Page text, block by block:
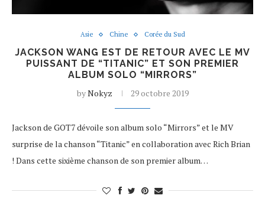
Asie Chine Corée du Sud
JACKSON WANG EST DE RETOUR AVEC LE MV
PUISSANT DE “TITANIC” ET SON PREMIER
ALBUM SOLO “MIRRORS”
byNokyz 29 octobre 2019
Jackson de GOT7 dévoile son album solo “Mirrors” et le MV
surprise de la chanson “Titanic” en collaboration avec Rich Brian
! Dans cette sixième chanson de son premier album…